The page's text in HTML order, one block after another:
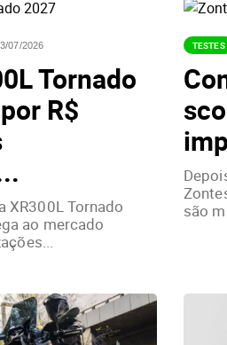
07/2026
Tornado
R$
XR300L Tornado
ao mercado
TESTES
são